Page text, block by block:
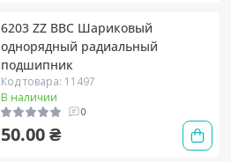
6203 ZZ BBC Шариковый
однорядный радиальный
подшипник
Код товара: 11497
В наличии
0
50.00 ₴